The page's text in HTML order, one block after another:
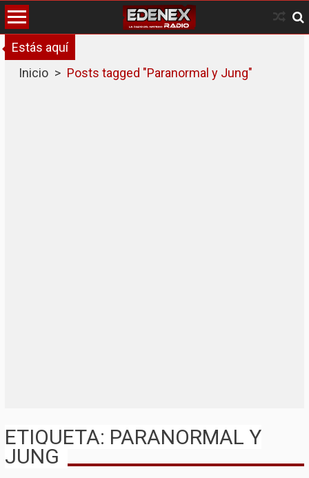
Skip
to
content
Estás aquí
Inicio > Posts tagged "Paranormal y Jung"
ETIQUETA: PARANORMAL Y
JUNG